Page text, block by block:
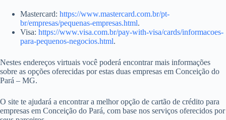
Mastercard: https://www.mastercard.com.br/pt-
br/empresas/pequenas-empresas.html.
Visa: https://www.visa.com.br/pay-with-visa/cards/informacoes-
para-pequenos-negocios.html.
Nestes endereços virtuais você poderá encontrar mais informações
sobre as opções oferecidas por estas duas empresas em Conceição do
Pará – MG.
O site te ajudará a encontrar a melhor opção de cartão de crédito para
empresas em Conceição do Pará, com base nos serviços oferecidos por